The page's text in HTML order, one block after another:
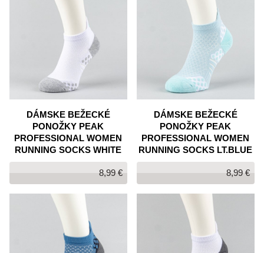
DÁMSKE BEŽECKÉ
PONOŽKY PEAK
PROFESSIONAL WOMEN
RUNNING SOCKS WHITE
8,99 €
DÁMSKE BEŽECKÉ
PONOŽKY PEAK
PROFESSIONAL WOMEN
RUNNING SOCKS LT.BLUE
8,99 €